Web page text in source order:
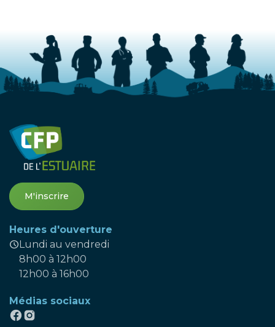
M'inscrire
Heures d'ouverture
scheduleLundi au vendredi
8h00 à 12h00
12h00 à 16h00
Médias sociaux